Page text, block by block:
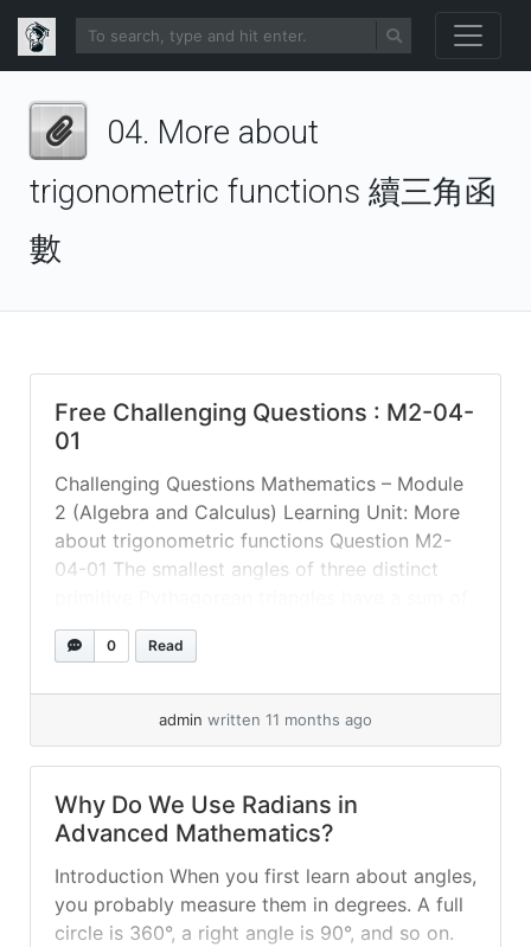
04. More about
trigonometric functions 續三角函
數
Free Challenging Questions : M2-04-
01
Challenging Questions Mathematics – Module
2 (Algebra and Calculus) Learning Unit: More
about trigonometric functions Question M2-
04-01 The smallest angles of three distinct
π/2 radians. Two of these triangles are given
by the triples (3, 4, 5) and (5, 12, 13). Identify
0 Read
admin written 11 months ago
Why Do We Use Radians in
Advanced Mathematics?
Introduction When you first learn about angles,
you probably measure them in degrees. A full
circle is 360°, a right angle is 90°, and so on.